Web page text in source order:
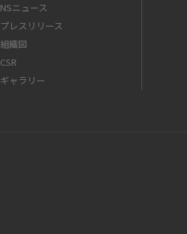
NSニュース
プレスリリース
組織図
CSR
ギャラリー